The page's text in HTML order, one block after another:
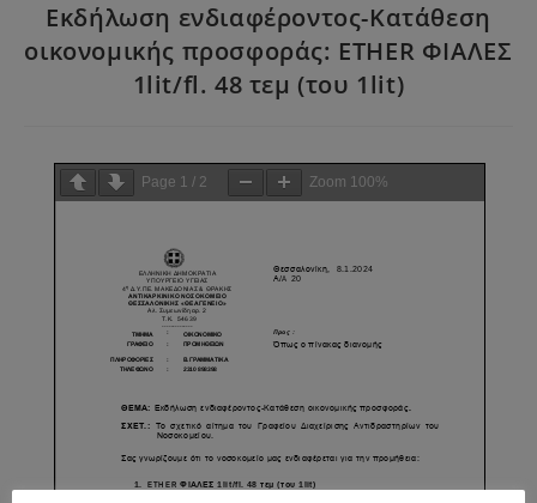
Εκδήλωση ενδιαφέροντος-Κατάθεση
οικονομικής προσφοράς: ETHER ΦΙΑΛΕΣ
1lit/fl. 48 τεμ (του 1lit)
Page 1 / 2 Zoom 100%